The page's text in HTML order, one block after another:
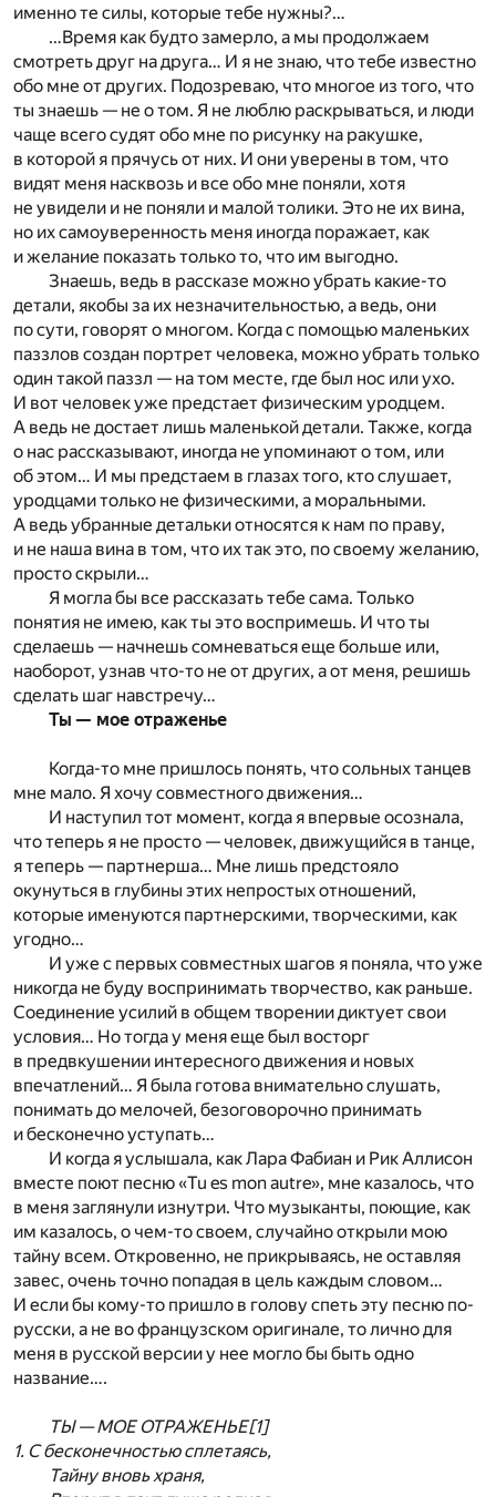
именно те силы, которые тебе нужны?…
…Время как будто замерло, а мы продолжаем
смотреть друг на друга… И я не знаю, что тебе известно
обо мне от других. Подозреваю, что многое из того, что
ты знаешь — не о том. Я не люблю раскрываться, и люди
чаще всего судят обо мне по рисунку на ракушке,
в которой я прячусь от них. И они уверены в том, что
видят меня насквозь и все обо мне поняли, хотя
не увидели и не поняли и малой толики. Это не их вина,
но их самоуверенность меня иногда поражает, как
и желание показать только то, что им выгодно.
Знаешь, ведь в рассказе можно убрать какие-то
детали, якобы за их незначительностью, а ведь, они
по сути, говорят о многом. Когда с помощью маленьких
паззлов создан портрет человека, можно убрать только
один такой паззл — на том месте, где был нос или ухо.
И вот человек уже предстает физическим уродцем.
А ведь не достает лишь маленькой детали. Также, когда
о нас рассказывают, иногда не упоминают о том, или
об этом… И мы предстаем в глазах того, кто слушает,
уродцами только не физическими, а моральными.
А ведь убранные детальки относятся к нам по праву,
и не наша вина в том, что их так это, по своему желанию,
просто скрыли…
Я могла бы все рассказать тебе сама. Только
понятия не имею, как ты это воспримешь. И что ты
сделаешь — начнешь сомневаться еще больше или,
наоборот, узнав что-то не от других, а от меня, решишь
сделать шаг навстречу…
Ты — мое отраженье
Когда-то мне пришлось понять, что сольных танцев
мне мало. Я хочу совместного движения…
И наступил тот момент, когда я впервые осознала,
что теперь я не просто — человек, движущийся в танце,
я теперь — партнерша… Мне лишь предстояло
окунуться в глубины этих непростых отношений,
которые именуются партнерскими, творческими, как
угодно…
И уже с первых совместных шагов я поняла, что уже
никогда не буду воспринимать творчество, как раньше.
Соединение усилий в общем творении диктует свои
условия… Но тогда у меня еще был восторг
в предвкушении интересного движения и новых
впечатлений… Я была готова внимательно слушать,
понимать до мелочей, безоговорочно принимать
и бесконечно уступать…
И когда я услышала, как Лара Фабиан и Рик Аллисон
вместе поют песню «Tu es mon autre», мне казалось, что
в меня заглянули изнутри. Что музыканты, поющие, как
им казалось, о чем-то своем, случайно открыли мою
тайну всем. Откровенно, не прикрываясь, не оставляя
завес, очень точно попадая в цель каждым словом…
И если бы кому-то пришло в голову спеть эту песню по-
русски, а не во французском оригинале, то лично для
меня в русской версии у нее могло бы быть одно
название….
ТЫ — МОЕ ОТРАЖЕНЬЕ[1]
1. С бесконечностью сплетаясь,
Тайну вновь храня,